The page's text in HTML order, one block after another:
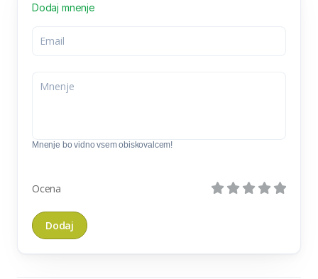
Dodaj mnenje
Mnenje bo vidno vsem obiskovalcem!
Ocena